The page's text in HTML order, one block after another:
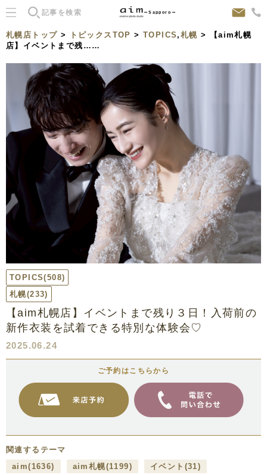
Sapporo
札幌店トップ > トピックスTOP >TOPICS, 札幌 > 【aim札幌
店】イベントまで残……
TOPICS(508)
札幌(233)
【aim札幌店】イベントまで残り３日！入荷前の
新作衣装を試着できる特別な体験会♡
2025.06.24
ご予約はこちらから
関連するテーマ
aim(1636) aim札幌(1199) イベント (31)